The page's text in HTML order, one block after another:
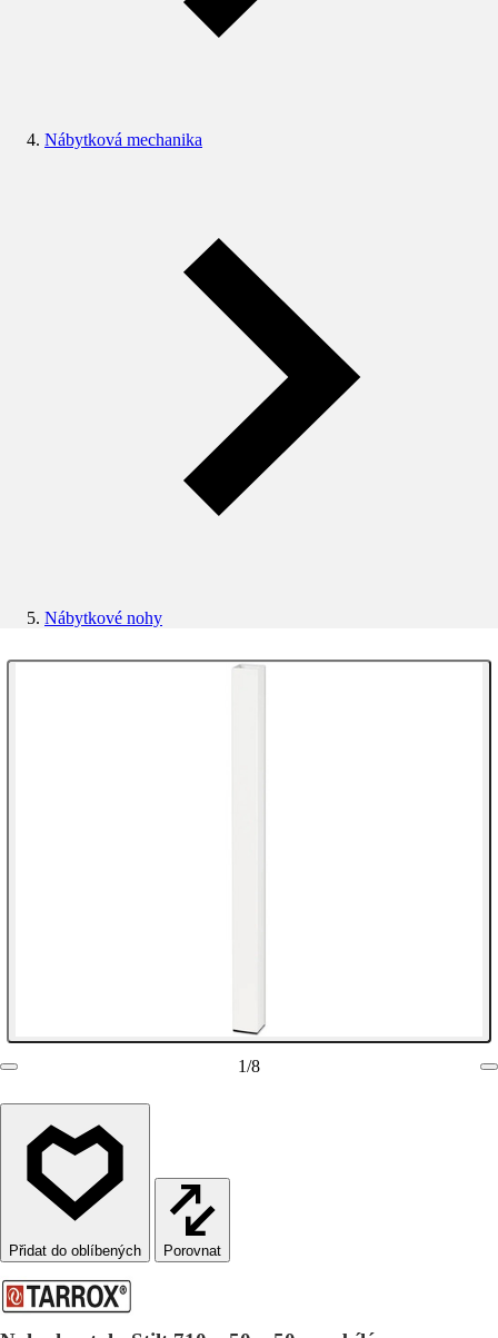
Nábytková mechanika
Nábytkové nohy
1/8
Porovnat